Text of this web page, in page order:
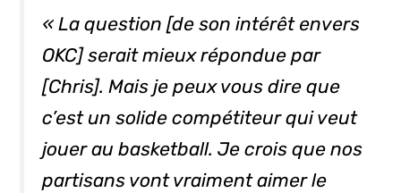
« La question [de son intérêt envers
OKC] serait mieux répondue par
[Chris]. Mais je peux vous dire que
c’est un solide compétiteur qui veut
jouer au basketball. Je crois que nos
partisans vont vraiment aimer le